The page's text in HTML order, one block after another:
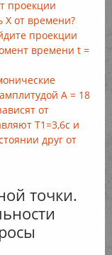
проекции
X от времени?
проекции
времени t =
А = 18
от
T1=3,6с и
друг от
точки.